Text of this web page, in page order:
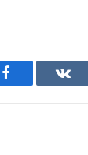
Facebook